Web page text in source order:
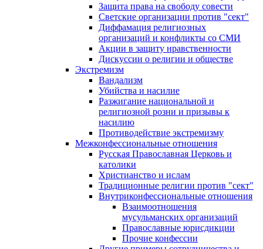
Защита права на свободу совести
Светские организации против "сект"
Диффамация религиозных
организаций и конфликты со СМИ
Акции в защиту нравственности
Дискуссии о религии и обществе
Экстремизм
Вандализм
Убийства и насилие
Разжигание национальной и
религиозной розни и призывы к
насилию
Противодействие экстремизму
Межконфессиональные отношения
Русская Православная Церковь и
католики
Христианство и ислам
Традиционные религии против "сект"
Внутриконфессиональные отношения
Взаимоотношения
мусульманских организаций
Православные юрисдикции
Прочие конфессии